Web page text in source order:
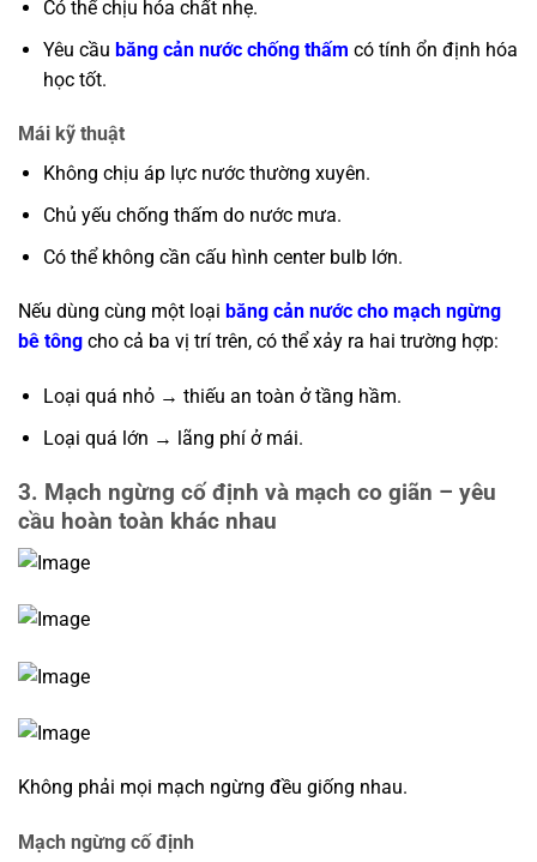
Có thể chịu hóa chất nhẹ.
Yêu cầu băng cản nước chống thấm có tính ổn định hóa
học tốt.
Mái kỹ thuật
Không chịu áp lực nước thường xuyên.
Chủ yếu chống thấm do nước mưa.
Có thể không cần cấu hình center bulb lớn.
Nếu dùng cùng một loại băng cản nước cho mạch ngừng
bê tông cho cả ba vị trí trên, có thể xảy ra hai trường hợp:
Loại quá nhỏ → thiếu an toàn ở tầng hầm.
Loại quá lớn → lãng phí ở mái.
3. Mạch ngừng cố định và mạch co giãn – yêu
cầu hoàn toàn khác nhau
Không phải mọi mạch ngừng đều giống nhau.
Mạch ngừng cố định